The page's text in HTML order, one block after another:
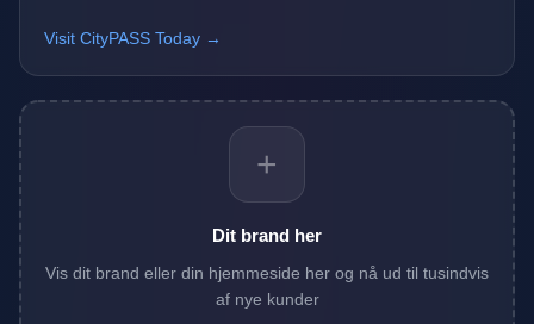
Visit CityPASS Today →
+
Dit brand her
Vis dit brand eller din hjemmeside her og nå ud til tusindvis
af nye kunder